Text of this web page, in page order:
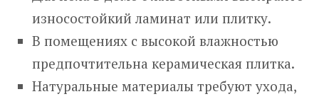
износостойкий ламинат или плитку.
В помещениях с высокой влажностью
предпочтительна керамическая плитка.
Натуральные материалы требуют ухода,